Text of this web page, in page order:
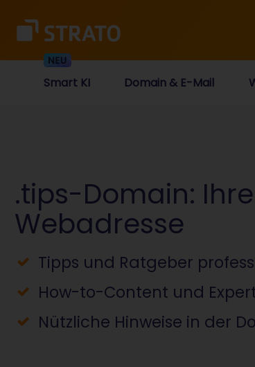
Smart KI Domain & E-Mail
.tips-Domain:
Webadresse
Tipps und Ratgeber
How-to-Content und
Nützliche Hinweise in der